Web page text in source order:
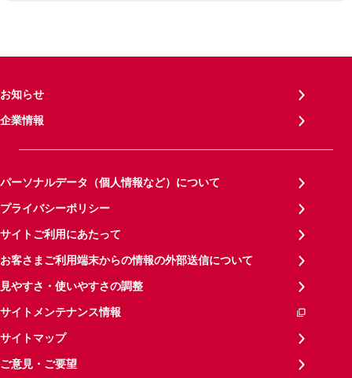
お知らせ
企業情報
パーソナルデータ（個人情報など）について
プライバシーポリシー
サイトご利用にあたって
お客さまご利用端末からの情報の外部送信について
見やすさ・使いやすさの調整
サイトメンテナンス情報
サイトマップ
ご意見・ご要望